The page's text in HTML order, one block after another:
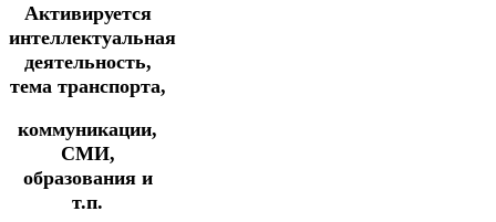
Активируется
интеллектуальная
деятельность,
тема транспорта,
коммуникации,
СМИ,
образования и
т.п.